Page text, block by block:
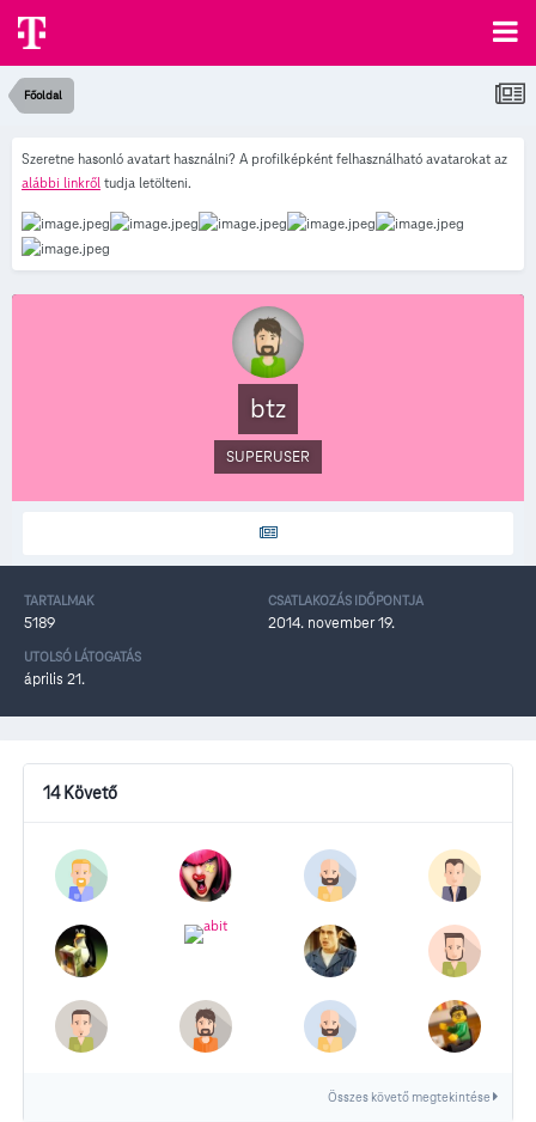
Főoldal
Szeretne hasonló avatart használni? A profilképként felhasználható avatarokat az
alábbi linkről tudja letölteni.
btz
SUPERUSER
TARTALMAK
5189
CSATLAKOZÁS IDŐPONTJA
2014. november 19.
UTOLSÓ LÁTOGATÁS
április 21.
14 Követő
Összes követő megtekintése